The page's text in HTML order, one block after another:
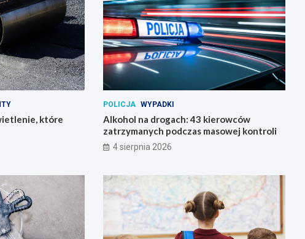
które
POLICJA WYPADKI
Alkohol na drogach: 43 kierowców
zatrzymanych podczas masowej kontroli
4 sierpnia 2026